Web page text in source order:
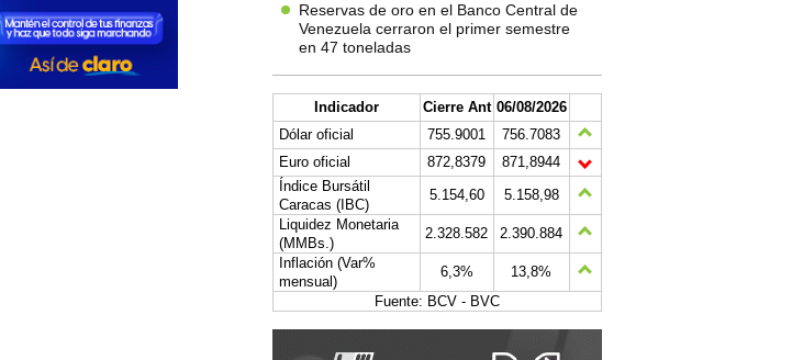
Reservas de oro en el Banco Central de
Venezuela cerraron el primer semestre
en 47 toneladas
Indicador Cierre Ant 06/08/2026
Dólar oficial
755.9001
756.7083
Euro oficial
872,8379
871,8944
Índice Bursátil
Caracas (IBC)
5.154,60
5.158,98
Liquidez Monetaria
(MMBs.)
2.328.582
2.390.884
Inflación (Var%
mensual)
6,3%
13,8%
Fuente: BCV - BVC